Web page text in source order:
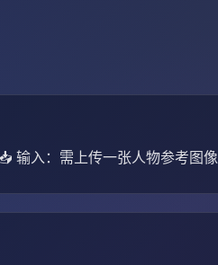
输入：需上传一张人物参考图像